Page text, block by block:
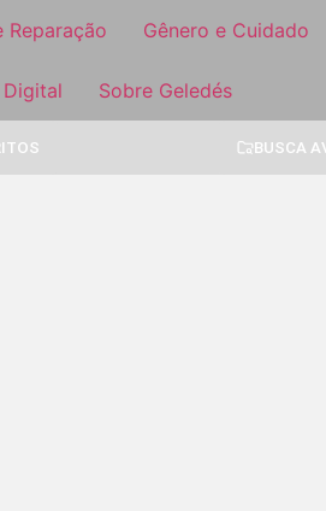
Reparação Gênero e Cuidado
Sobre Geledés
BUSCA